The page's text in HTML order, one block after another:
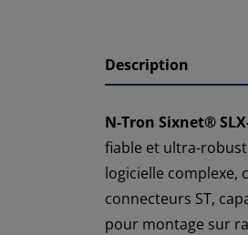
Description
N-Tron Sixnet®
fiable et ultra-
logicielle complexe,
connecteurs ST,
pour montage sur